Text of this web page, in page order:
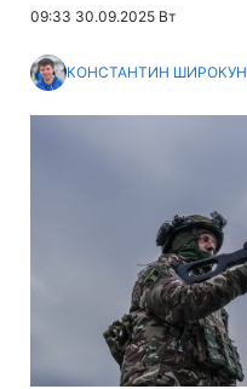
09:33 30.09.2025 Вт
КОНСТАНТИН ШИРОКУН